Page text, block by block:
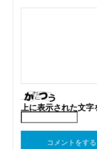
上に表示された文字